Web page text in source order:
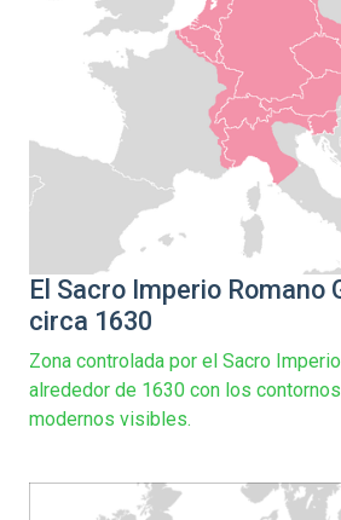
El Sacro Imperio Romano
circa 1630
Zona controlada por el Sacro
alrededor de 1630 con los
modernos visibles.